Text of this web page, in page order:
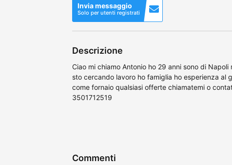
Invia messaggio
Solo per utenti registrati
Descrizione
Ciao mi chiamo Antonio ho 29 anni sono di
sto cercando lavoro ho famiglia ho esperienza al
come fornaio qualsiasi offerte chiamatemi o
3501712519
Commenti